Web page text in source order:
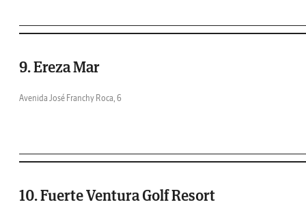
9. Ereza Mar
Avenida José Franchy Roca, 6
10. Fuerte Ventura Golf Resort